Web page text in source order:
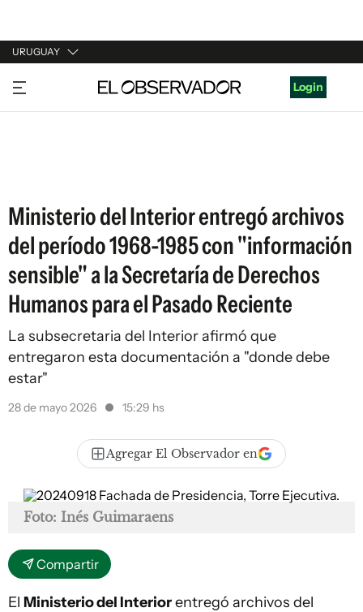
URUGUAY
URUGUAY
ARGENTINA
Login
Ministerio del Interior entregó archivos
del período 1968-1985 con "información
sensible" a la Secretaría de Derechos
Humanos para el Pasado Reciente
La subsecretaria del Interior afirmó que
entregaron esta documentación a "donde debe
estar"
28 de mayo 2026 15:29 hs
Agregar El Observador en
Foto: Inés Guimaraens
Compartir
El Ministerio del Interiorentregó archivos del